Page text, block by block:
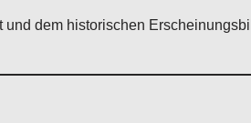
dem historischen